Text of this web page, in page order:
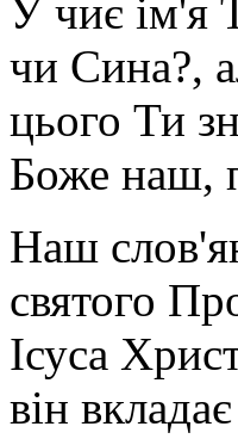
У чиє ім'я
чи Сина?,
цього Ти
Боже наш,
Наш
святого
Ісуса
він